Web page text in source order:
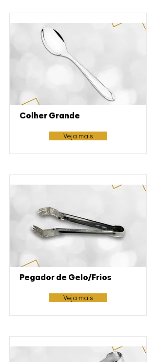
Colher Grande
Veja mais
Pegador de Gelo/Frios
Veja mais